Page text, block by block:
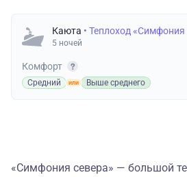
Каюта • Теплоход «Симфония
5 ночей
Комфорт
Средний Выше среднего
«Симфония севера» — большой